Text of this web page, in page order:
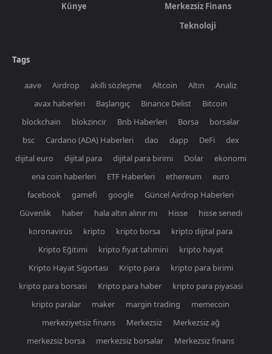
Künye
Merkezsiz Finans
Teknoloji
Tags
aave Airdrop akıllı sözleşme Altcoin Altın
Analiz
avax haberleri
Başlangıç Binance Delist
Bitcoin
blockchain
blokzincir Bnb Haberleri Borsa
borsalar
bsc
Cardano (ADA) Haberleri dao dapp DeFi
dex
dijital euro
dijital para dijital para birimi Dolar
ekonomi
ena coin haberleri
ETF Haberleri ethereum
euro
facebook
gamefi google
Güncel Airdrop Haberleri
Güvenlik
haber hala altın alınır mı Hisse
hisse senedi
koronavirüs
kripto kripto borsa
kripto dijital para
Kripto Eğitimi
kripto fiyat tahmini
kripto hayat
Kripto Hayat Sigortası
Kripto para
kripto para birimi
kripto para borsasi
Kripto para haber
kripto para piyasasi
kripto paralar
maker margin trading
memecoin
merkeziyetsiz finans
Merkezsiz
Merkezsiz ağ
merkezsiz borsa
merkezsiz borsalar
Merkezsiz finans